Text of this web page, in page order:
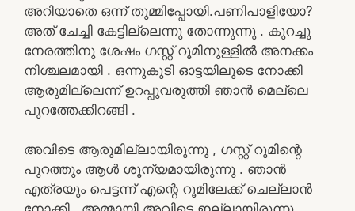
അറിയാതെ ഒന്ന് തുമ്മിപ്പോയി.പണിപാളിയോ?
അത് ചേച്ചി കേട്ടില്ലെന്നു തോന്നുന്നു . കുറച്ചു
നേരത്തിനു ശേഷം ഗസ്റ്റ് റൂമിനുള്ളിൽ അനക്കം
നിശ്ചലമായി . ഒന്നുകൂടി ഓട്ടയിലൂടെ നോക്കി
ആരുമില്ലെന്ന് ഉറപ്പുവരുത്തി ഞാൻ മെല്ലെ
പുറത്തേക്കിറങ്ങി .
അവിടെ ആരുമില്ലായിരുന്നു , ഗസ്റ്റ് റൂമിന്റെ
പുറത്തും ആൾ ശൂന്യമായിരുന്നു . ഞാൻ
എത്രയും പെട്ടന്ന് എന്റെ റൂമിലേക്ക് ചെല്ലാൻ